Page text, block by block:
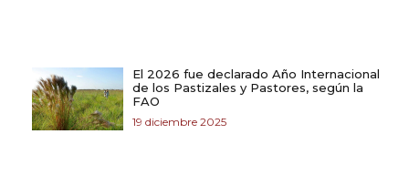
El 2026 fue declarado Año Internacional
de los Pastizales y Pastores, según la
FAO
19 diciembre 2025